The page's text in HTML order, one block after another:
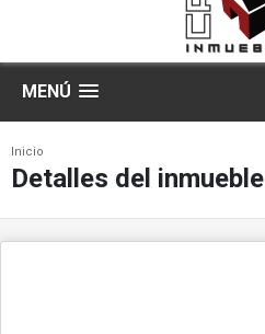
MENÚ
Inicio
Detalles del inmueble